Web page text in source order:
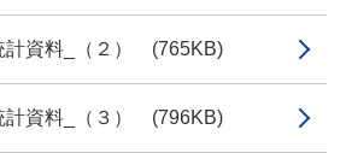
資料_（２） (765KB)
資料_（３） (796KB)